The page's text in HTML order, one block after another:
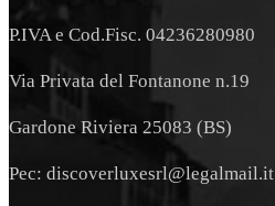
P.IVA e Cod.Fisc. 04236280980
Via Privata del Fontanone n.19
Gardone Riviera 25083 (BS)
Pec: discoverluxesrl@legalmail.it